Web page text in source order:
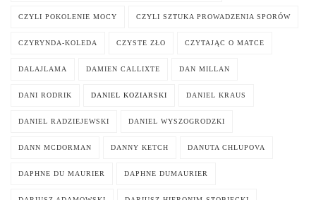
CZYLI POKOLENIE MOCY CZYLI SZTUKA PROWADZENIA SPORÓW
CZYRYNDA-KOLEDA CZYSTE ZŁO CZYTAJĄC O MATCE
DALAJLAMA DAMIEN CALLIXTE DAN MILLAN
DANI RODRIK DANIEL KOZIARSKI DANIEL KRAUS
DANIEL RADZIEJEWSKI DANIEL WYSZOGRODZKI
DANN MCDORMAN DANNY KETCH DANUTA CHLUPOVA
DAPHNE DU MAURIER DAPHNE DUMAURIER